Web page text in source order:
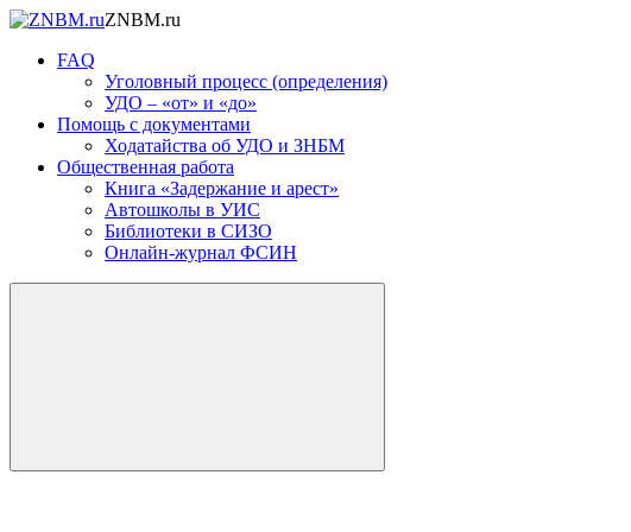
ZNBM.ru
FAQ
Уголовный процесс (определения)
УДО – «от» и «до»
Помощь с документами
Ходатайства об УДО и ЗНБМ
Общественная работа
Книга «Задержание и арест»
Автошколы в УИС
Библиотеки в СИЗО
Онлайн-журнал ФСИН